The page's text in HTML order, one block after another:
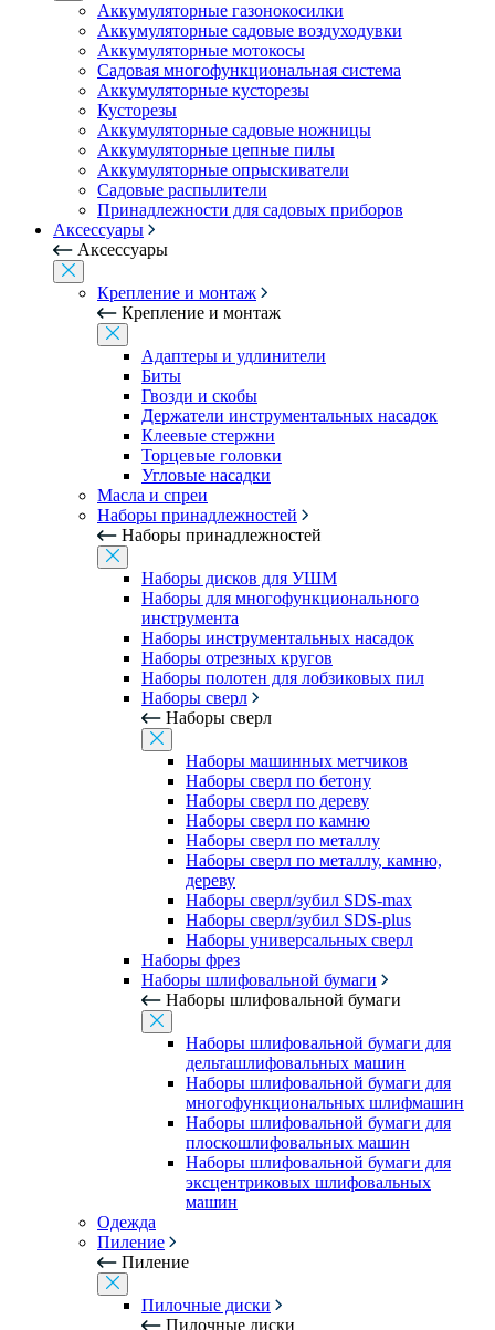
Аккумуляторные газонокосилки
Аккумуляторные садовые воздуходувки
Аккумуляторные мотокосы
Садовая многофункциональная система
Аккумуляторные кусторезы
Кусторезы
Аккумуляторные садовые ножницы
Аккумуляторные цепные пилы
Аккумуляторные опрыскиватели
Садовые распылители
Принадлежности для садовых приборов
Аксессуары
Аксессуары
Крепление и монтаж
Крепление и монтаж
Адаптеры и удлинители
Биты
Гвозди и скобы
Держатели инструментальных насадок
Клеевые стержни
Торцевые головки
Угловые насадки
Масла и спреи
Наборы принадлежностей
Наборы принадлежностей
Наборы дисков для УШМ
Наборы для многофункционального
инструмента
Наборы инструментальных насадок
Наборы отрезных кругов
Наборы полотен для лобзиковых пил
Наборы сверл
Наборы сверл
Наборы машинных метчиков
Наборы сверл по бетону
Наборы сверл по дереву
Наборы сверл по камню
Наборы сверл по металлу
Наборы сверл по металлу, камню,
дереву
Наборы сверл/зубил SDS-max
Наборы сверл/зубил SDS-plus
Наборы универсальных сверл
Наборы фрез
Наборы шлифовальной бумаги
Наборы шлифовальной бумаги
Наборы шлифовальной бумаги для
дельташлифовальных машин
Наборы шлифовальной бумаги для
многофункциональных шлифмашин
Наборы шлифовальной бумаги для
плоскошлифовальных машин
Наборы шлифовальной бумаги для
эксцентриковых шлифовальных
машин
Одежда
Пиление
Пиление
Пилочные диски
Пилочные диски